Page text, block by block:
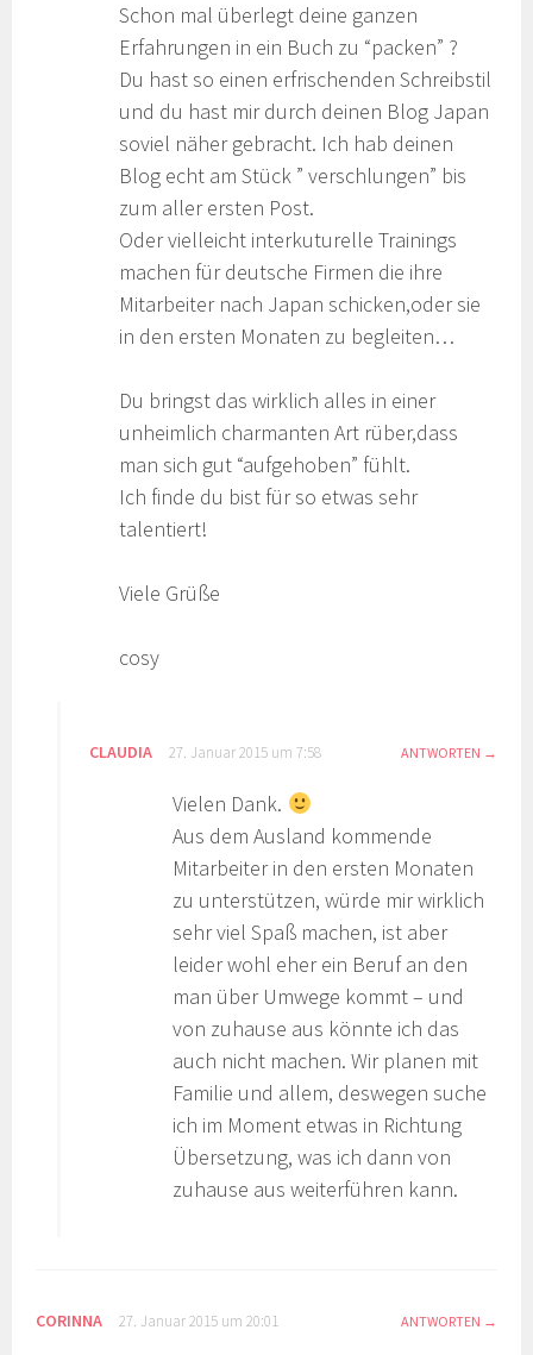
Schon mal überlegt deine ganzen
Erfahrungen in ein Buch zu “packen” ?
Du hast so einen erfrischenden Schreibstil
und du hast mir durch deinen Blog Japan
soviel näher gebracht. Ich hab deinen
Blog echt am Stück ” verschlungen” bis
zum aller ersten Post.
Oder vielleicht interkuturelle Trainings
machen für deutsche Firmen die ihre
Mitarbeiter nach Japan schicken,oder sie
in den ersten Monaten zu begleiten…
Du bringst das wirklich alles in einer
unheimlich charmanten Art rüber,dass
man sich gut “aufgehoben” fühlt.
Ich finde du bist für so etwas sehr
talentiert!
Viele Grüße
cosy
CLAUDIA 27. Januar 2015 um 7:58 ANTWORTEN
Vielen Dank.
Aus dem Ausland kommende
Mitarbeiter in den ersten Monaten
zu unterstützen, würde mir wirklich
sehr viel Spaß machen, ist aber
leider wohl eher ein Beruf an den
man über Umwege kommt – und
von zuhause aus könnte ich das
auch nicht machen. Wir planen mit
Familie und allem, deswegen suche
ich im Moment etwas in Richtung
Übersetzung, was ich dann von
zuhause aus weiterführen kann.
CORINNA 27. Januar 2015 um 20:01 ANTWORTEN